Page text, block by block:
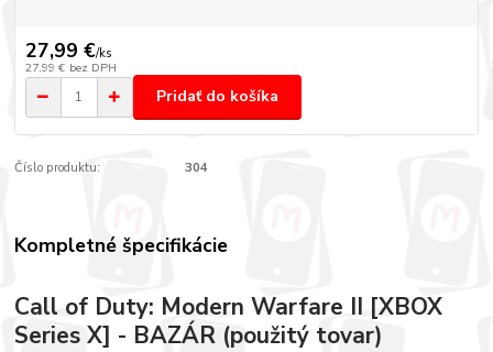
27,99 €/ks
27,99 € bez DPH
Pridať do košíka
Číslo produktu: 304
Kompletné špecifikácie
Call of Duty: Modern Warfare II [XBOX
Series X] - BAZÁR (použitý tovar)